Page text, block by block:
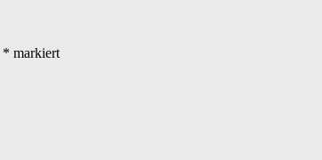
* markiert